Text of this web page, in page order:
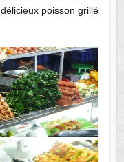
poisson grillé